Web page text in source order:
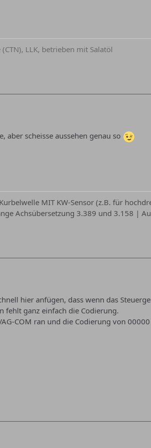
LLK, betrieben mit Salatöl
aber scheisse aussehen genau so
MIT KW-Sensor (z.B. für
Achsübersetzung 3.389 und 3.158 |
hier anfügen, dass wenn das
fehlt ganz einfach die Codierung.
COM ran und die Codierung von